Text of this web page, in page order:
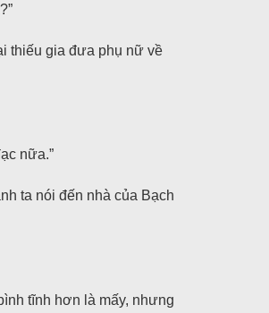
thiếu gia đưa phụ nữ về
nữa.”
ta nói đến nhà của Bạch
tĩnh hơn là mấy, nhưng